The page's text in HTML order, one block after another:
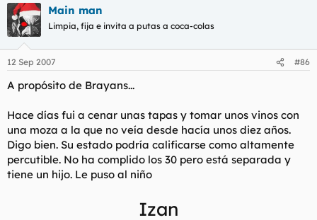
Main man
Limpia, fija e invita a putas a coca-colas
12 Sep 2007 #86
A propósito de Brayans...
Hace días fui a cenar unas tapas y tomar unos vinos con
una moza a la que no veía desde hacía unos diez años.
Digo bien. Su estado podría calificarse como altamente
percutible. No ha complido los 30 pero está separada y
tiene un hijo. Le puso al niño
Izan